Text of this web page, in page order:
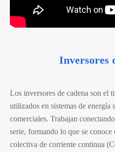
Inversores
Los inversores de cadena son el
utilizados en sistemas de energía
comerciales. Trabajan
serie, formando lo que se
colectiva de corriente continua